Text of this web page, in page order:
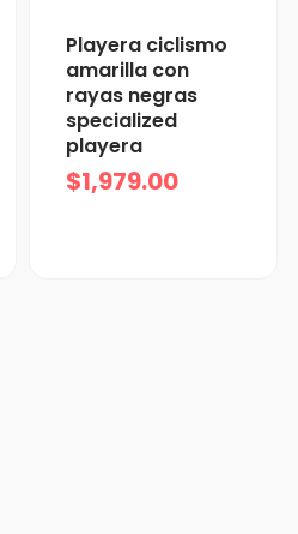
Playera ciclismo
amarilla con
rayas negras
specialized
playera
$1,979.00